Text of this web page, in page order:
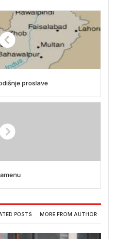
proslave
POSTS MORE FROM AUTHOR